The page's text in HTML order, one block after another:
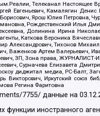
Телеканал Настоящее
Евгеньевич, Камалягин
Ярош Юлия Петровна,
Рождественский Илья
Долинина Ирина
Каткова Вероника
Тихонов Михаил
Важенков Артем Валерьевич,
ЗП, Зона права,
Сурначева Елизавета
диджитал медиа, РС-Балт,
Викторович, Иркутский союз
Регина Фаритовна
7755/ данные на
иностранного